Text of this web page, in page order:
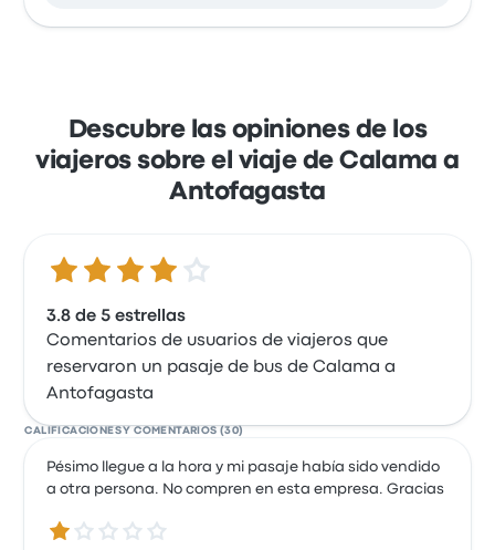
Descubre las opiniones de los
viajeros sobre el viaje de Calama a
Antofagasta
3.8 de 5 estrellas
3.8 de 5 estrellas
Comentarios de usuarios de viajeros que
reservaron un pasaje de bus de Calama a
Antofagasta
CALIFICACIONES Y COMENTARIOS (30)
Pésimo llegue a la hora y mi pasaje había sido vendido
a otra persona. No compren en esta empresa. Gracias
1.0 de 5 estrellas